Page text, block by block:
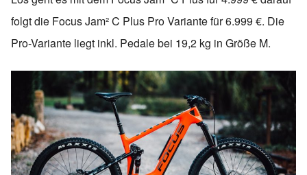
folgt die Focus Jam² C Plus Pro Variante für 6.999 €. Die
Pro-Variante liegt inkl. Pedale bei 19,2 kg in Größe M.